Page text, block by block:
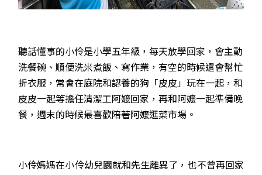
聽話懂事的小伶是小學五年級，每天放學回家，會主動
洗餐碗、順便洗米煮飯、寫作業，有空的時候還會幫忙
折衣服，常會在庭院和認養的狗「皮皮」玩在一起，和
皮皮一起等擔任清潔工阿嬤回家，再和阿嬤一起準備晚
餐，週末的時候最喜歡陪著阿嬤逛菜市場。
小伶媽媽在小伶幼兒園就和先生離異了，也不曾再回家